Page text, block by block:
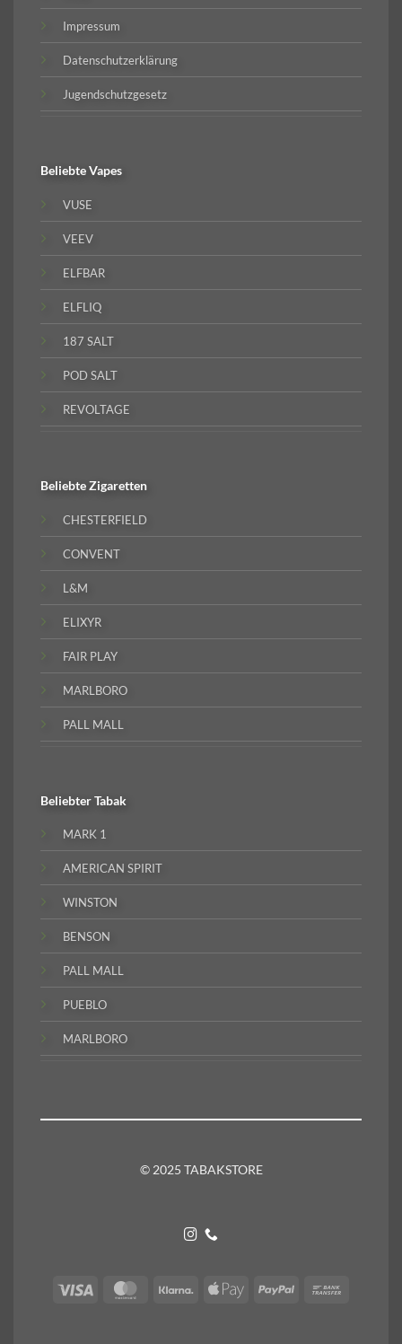
Impressum
Datenschutzerklärung
Jugendschutzgesetz
BeliebteVapes
VUSE
VEEV
ELFBAR
ELFLIQ
187 SALT
POD SALT
REVOLTAGE
BeliebteZigaretten
CHESTERFIELD
CONVENT
L&M
ELIXYR
FAIR PLAY
MARLBORO
PALL MALL
BeliebterTabak
MARK 1
AMERICAN SPIRIT
WINSTON
BENSON
PALL MALL
PUEBLO
MARLBORO
© 2025 TABAKSTORE
Visa MasterCardKlarna
Apple
PayPal